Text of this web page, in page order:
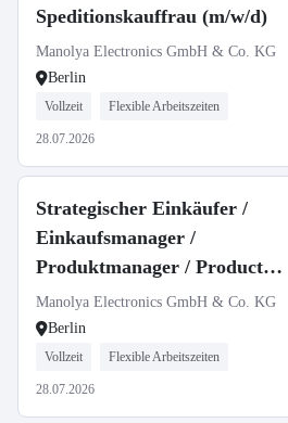
Speditionskauffrau (m/w/d)
Manolya Electronics GmbH & Co. KG
Berlin
Vollzeit Flexible Arbeitszeiten
28.07.2026
Strategischer Einkäufer /
Einkaufsmanager /
Produktmanager / Product
Manager / Category Manager /
Purchase Manager / Strategic
Buyer / Purchasing Specialist /
Buying Expert (m/w/d)
Manolya Electronics GmbH & Co. KG
Berlin
Vollzeit Flexible Arbeitszeiten
28.07.2026